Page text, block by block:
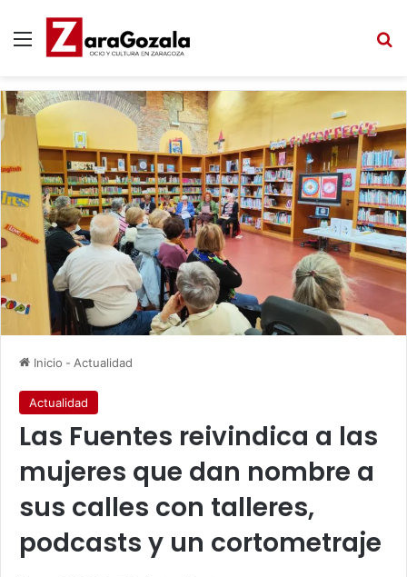
Menú
Inicio - Actualidad
Actualidad
Las Fuentes reivindica a las
mujeres que dan nombre a
sus calles con talleres,
podcasts y un cortometraje